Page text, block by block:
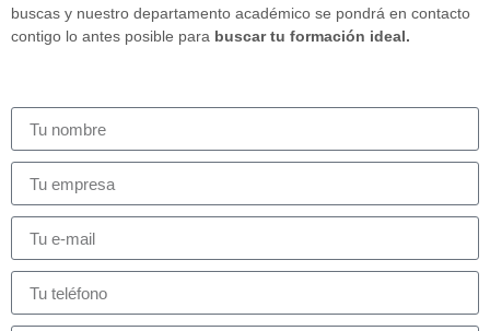
buscas y nuestro departamento académico se pondrá en contacto
contigo lo antes posible para buscar tu formación ideal.